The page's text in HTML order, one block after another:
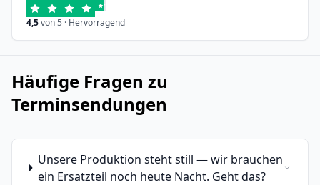
4,5von 5 · Hervorragend
Häufige Fragen zu
Terminsendungen
Unsere Produktion steht still — wir brauchen
ein Ersatzteil noch heute Nacht. Geht das?